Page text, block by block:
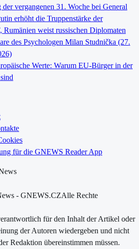
der vergangenen 31. Woche bei General
erhöht die Truppenstärke der
Rumänien weist russischen Diplomaten
des Psychologen Milan Studnička (27.
Werte: Warum EU-Bürger in der
für die GNEWS Reader App
- GNEWS.CZAlle Rechte
für den Inhalt der Artikel oder
der Autoren wiedergeben und nicht
Redaktion übereinstimmen müssen.